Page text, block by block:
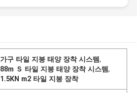
가구 타일 지붕 태양 장착 시스템,
88m Ｓ 타일 지붕 태양 장착 시스템,
1.5KN m2 타일 지붕 장착